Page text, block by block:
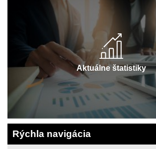
Aktuálne štatistiky
Rýchla navigácia